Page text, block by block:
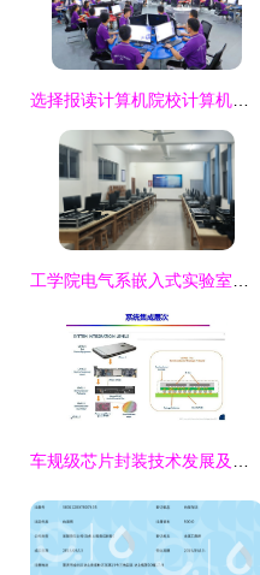
选择报读计算机院校计算机专业的就业前景与技术开发展望
工学院电气系嵌入式实验室圆满落成，推动计算机软硬件技术创新
车规级芯片封装技术发展及典型流程解读